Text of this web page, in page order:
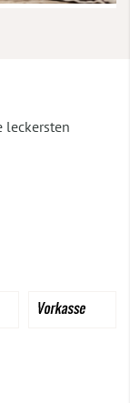
leckersten